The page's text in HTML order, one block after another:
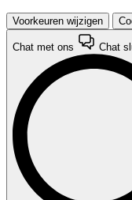
Voorkeuren wijzigen
Chat met ons Chat